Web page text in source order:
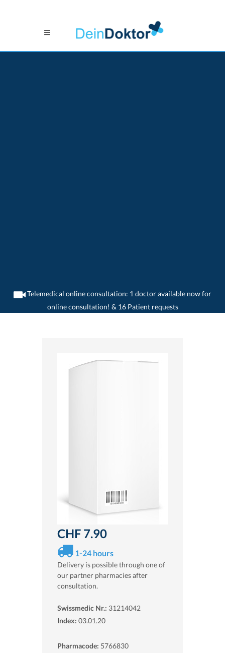
Telemedical online consultation: 1 doctor available now for
online consultation! & 16 Patient requests
>Home>medikamente-online>NeoCitran® Hustenstiller - Tropfen für Kinder (5
CHF 7.90
1-24 hours
Delivery is possible through one of
our partner pharmacies after
consultation.
Swissmedic Nr.: 31214042
Index: 03.01.20
Pharmacode: 5766830